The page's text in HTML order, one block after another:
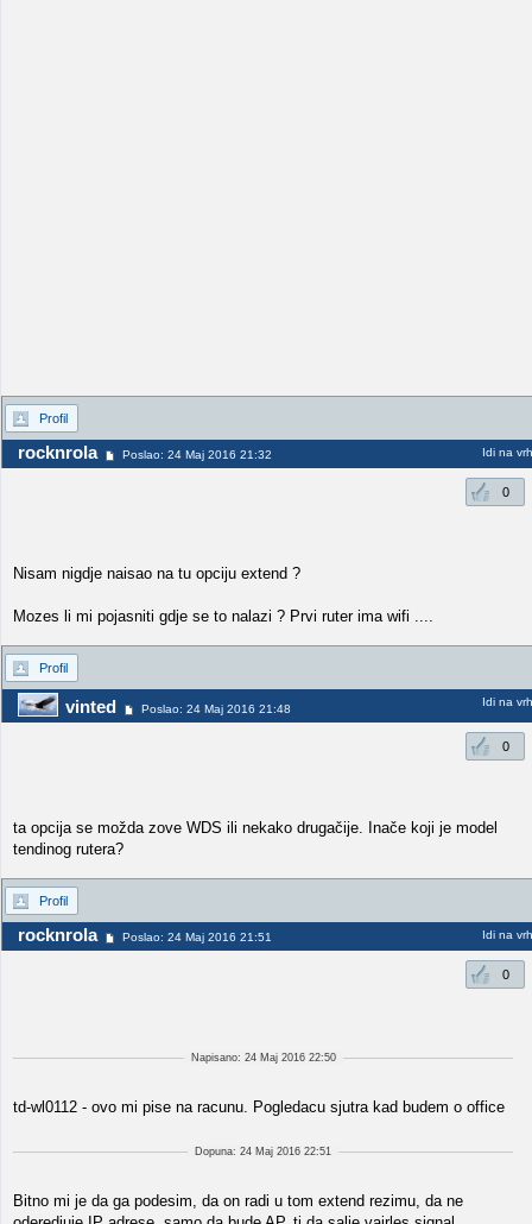
Profil
rocknrola Poslao: 24 Maj 2016 21:32 Idi na vrh
0
Nisam nigdje naisao na tu opciju extend ?
Mozes li mi pojasniti gdje se to nalazi ? Prvi ruter ima wifi ....
Profil
vinted Poslao: 24 Maj 2016 21:48
Idi na vrh
0
ta opcija se možda zove WDS ili nekako drugačije. Inače koji je model
tendinog rutera?
Profil
rocknrola Poslao: 24 Maj 2016 21:51 Idi na vrh
0
Napisano: 24 Maj 2016 22:50
td-wl0112 - ovo mi pise na racunu. Pogledacu sjutra kad budem o office
Dopuna: 24 Maj 2016 22:51
Bitno mi je da ga podesim, da on radi u tom extend rezimu, da ne